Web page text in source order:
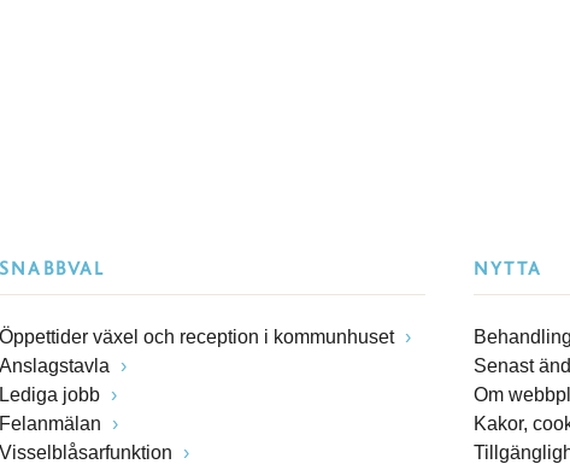
SNABBVAL
Öppettider växel och reception i kommunhuset
Anslagstavla
Lediga jobb
Felanmälan
Visselblåsarfunktion
NYTTA
Senast
Om
Kakor,